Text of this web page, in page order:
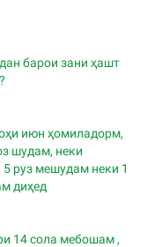
барои зани ҳашт
июн ҳомиладорм,
шудам, неки
руз мешудам неки 1
диҳед
14 сола мебошам ,